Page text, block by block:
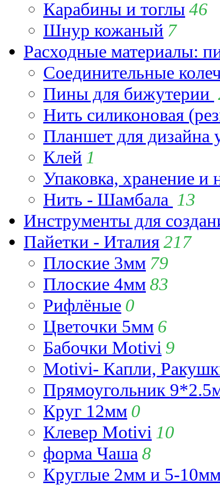
Карабины и тоглы 46
Шнур кожаный 7
Расходные материалы:
Соединительные
Пины для бижутерии
Нить силиконовая
Планшет для
Клей 1
Упаковка, хранение и
Нить - Шамбала 13
Инструменты для
Пайетки - Италия217
Плоские 3мм 79
Плоские 4мм83
Рифлёные 0
Цветочки 5мм 6
Бабочки Motivi 9
Motivi- Капли,
Прямоугольник
Круг 12мм 0
Клевер Motivi 10
форма Чаша 8
Круглые 2мм и 5-